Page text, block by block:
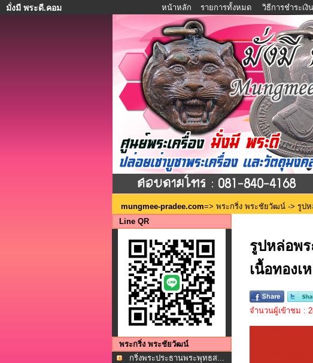
มั่งมี พระดี.คอม หน้าหลัก รายการทั้งหมด วิธีการชำระเงิน
mungmee-pradee.com=> พระกริ่ง พระชัยวัฒน์ -> รูป
Line QR
พระกริ่ง พระชัยวัฒน์
กริ่งพระประธานพระพุทธส...
รูปหล่อพ
เนื้อทองเ
จำนวนผู้เข้าชม :